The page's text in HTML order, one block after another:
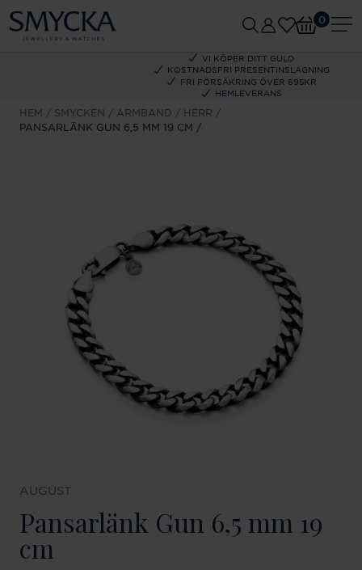
VI KÖPER DITT GULD
KOSTNADSFRI PRESENTINSLAGNING
FRI FÖRSÄKRING ÖVER 695KR
HEMLEVERANS
0
HEM SMYCKEN ARMBAND
HERR
PANSARLÄNK GUN 6,5 MM 19 CM
AUGUST
Pansarlänk Gun 6,5 mm 19
cm